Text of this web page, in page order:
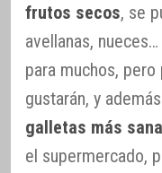
frutos secos, se
avellanas,
para muchos,
gustarán, y
galletas más
el supermercado,